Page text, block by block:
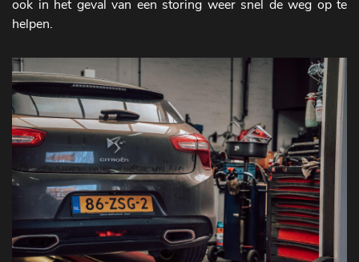
ook in het geval van een storing weer snel de weg op te
helpen.